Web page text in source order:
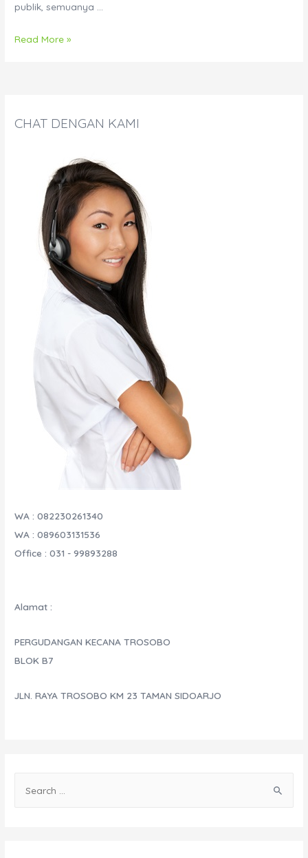
publik, semuanya …
Distributor
One
Read More »
CHAT DENGAN KAMI
WA : 082230261340
WA : 089603131536
Office : 031 - 99893288
Alamat :
PERGUDANGAN KECANA TROSOBO
BLOK B7
JLN. RAYA TROSOBO KM 23 TAMAN SIDOARJO